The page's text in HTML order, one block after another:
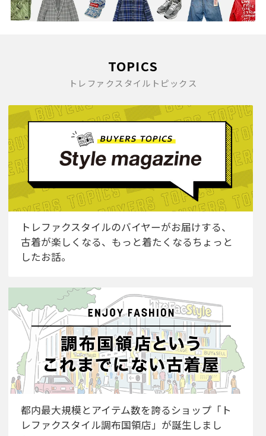
TOPICS
トレファクスタイルトピックス
トレファクスタイルのバイヤーがお届けする、
古着が楽しくなる、もっと着たくなるちょっと
したお話。
都内最大規模とアイテム数を誇るショップ「ト
レファクスタイル調布国領店」が誕生しまし